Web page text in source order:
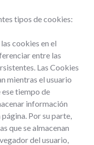
tipos de cookies:
cookies en el
entre las
Las Cookies
mientras el usuario
ese tiempo de
información
Por su parte,
que se almacenan
del usuario,